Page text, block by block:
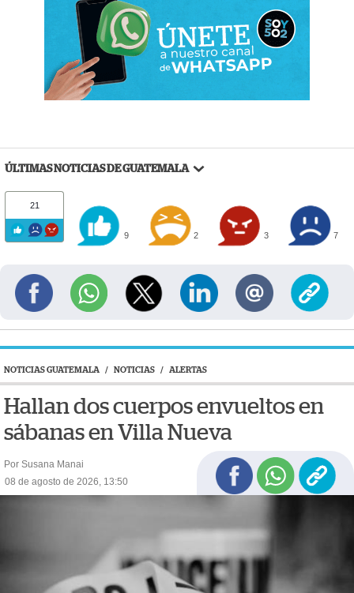
ÚLTIMAS NOTICIAS DE GUATEMALA
21
9 2 3 7
NOTICIAS GUATEMALA / NOTICIAS / ALERTAS
Hallan dos cuerpos envueltos en
sábanas en Villa Nueva
Por Susana Manai
08 de agosto de 2026, 13:50